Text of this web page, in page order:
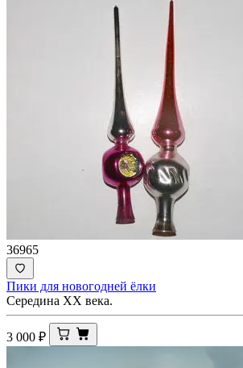
36965
Пики для новогодней ёлки
Середина ХХ века.
3 000 ₽